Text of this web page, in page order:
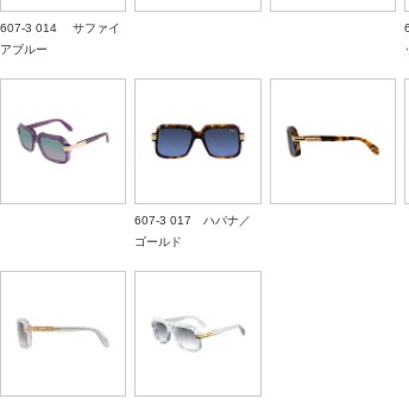
607-3 014 サファイ
アブルー
607-3 017 ハバナ／
ゴールド